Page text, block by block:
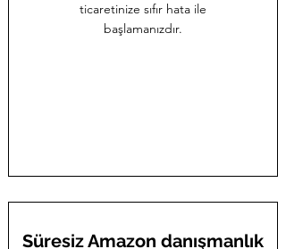
ticaretinize sıfır hata ile
başlamanızdır.
Süresiz Amazon danışmanlık